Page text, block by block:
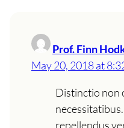
Prof. Finn
May 20, 2018 at
Distinctio non
repellendus